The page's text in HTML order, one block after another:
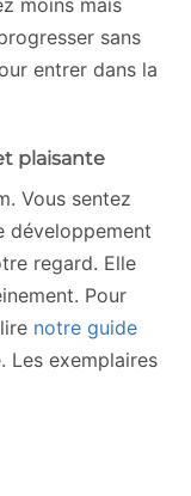
moins mais
sans
entrer dans la
plaisante
Vous sentez
développement
regard. Elle
Pour
notre guide
Les exemplaires